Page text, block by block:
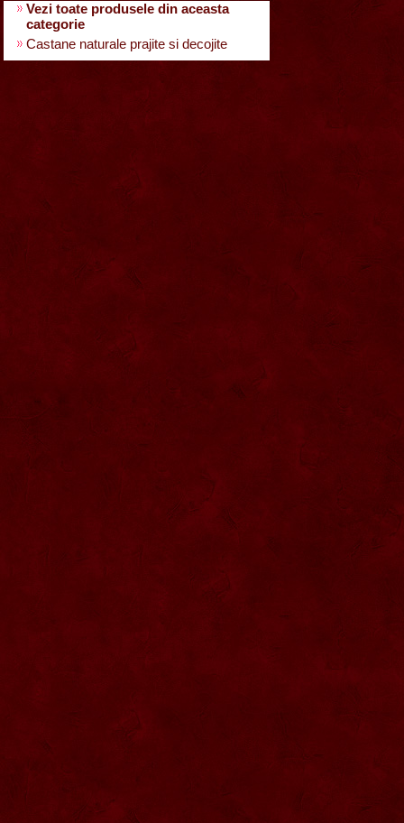
Vezi toate produsele din aceasta
categorie
Castane naturale prajite si decojite